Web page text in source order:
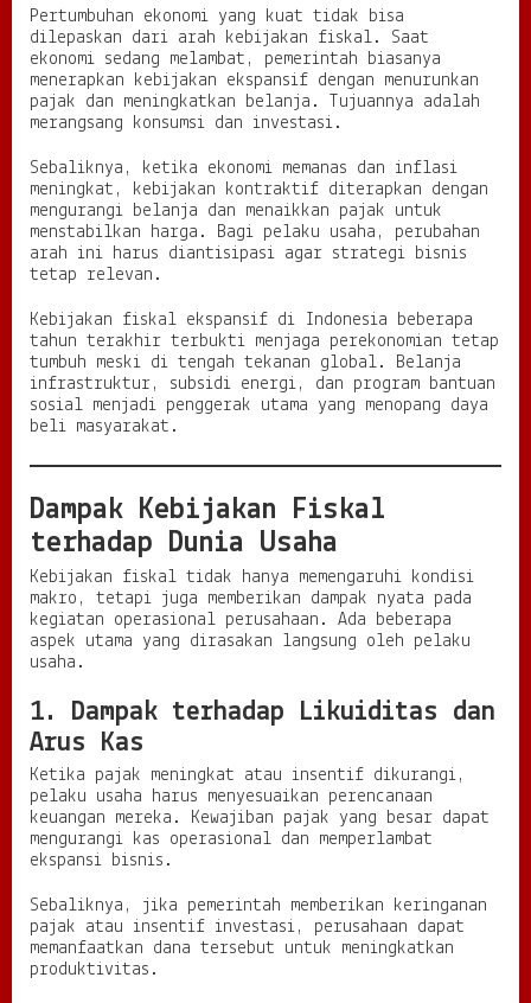
Pertumbuhan ekonomi yang kuat tidak bisa
dilepaskan dari arah kebijakan fiskal. Saat
ekonomi sedang melambat, pemerintah biasanya
menerapkan kebijakan ekspansif dengan menurunkan
pajak dan meningkatkan belanja. Tujuannya adalah
merangsang konsumsi dan investasi.
Sebaliknya, ketika ekonomi memanas dan inflasi
meningkat, kebijakan kontraktif diterapkan dengan
mengurangi belanja dan menaikkan pajak untuk
menstabilkan harga. Bagi pelaku usaha, perubahan
arah ini harus diantisipasi agar strategi bisnis
tetap relevan.
Kebijakan fiskal ekspansif di Indonesia beberapa
tahun terakhir terbukti menjaga perekonomian tetap
tumbuh meski di tengah tekanan global. Belanja
infrastruktur, subsidi energi, dan program bantuan
sosial menjadi penggerak utama yang menopang daya
beli masyarakat.
Dampak Kebijakan Fiskal
terhadap Dunia Usaha
Kebijakan fiskal tidak hanya memengaruhi kondisi
makro, tetapi juga memberikan dampak nyata pada
kegiatan operasional perusahaan. Ada beberapa
aspek utama yang dirasakan langsung oleh pelaku
usaha.
1. Dampak terhadap Likuiditas dan
Arus Kas
Ketika pajak meningkat atau insentif dikurangi,
pelaku usaha harus menyesuaikan perencanaan
keuangan mereka. Kewajiban pajak yang besar dapat
mengurangi kas operasional dan memperlambat
ekspansi bisnis.
Sebaliknya, jika pemerintah memberikan keringanan
pajak atau insentif investasi, perusahaan dapat
memanfaatkan dana tersebut untuk meningkatkan
produktivitas.